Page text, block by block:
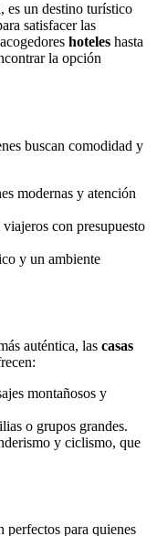
es un destino turístico
satisfacer las
hoteles hasta
la opción
buscan comodidad y
modernas y atención
viajeros con presupuesto
y un ambiente
auténtica, las casas
montañosos y
o grupos grandes.
y ciclismo, que
perfectos para quienes